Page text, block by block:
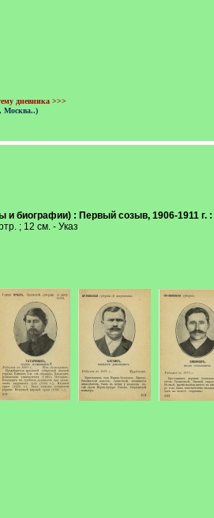
дневника >>>
Москва..)
биографии) : Первый созыв, 1906-1911
; 12 см. - Указ